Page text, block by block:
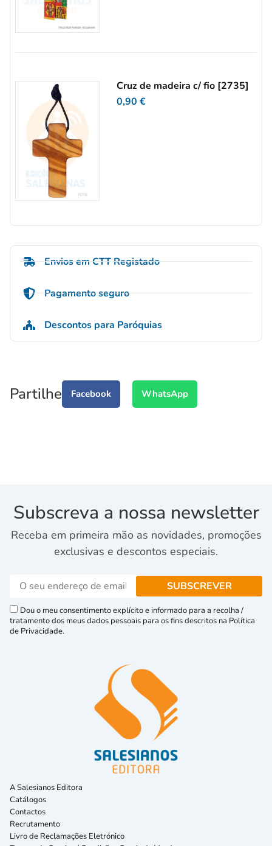
Cruz de madeira c/ fio [2735]
0,90€
Envios em CTT Registado
Pagamento seguro
Descontos para Paróquias
Partilhe Facebook WhatsApp
Subscreva a nossa newsletter
Receba em primeira mão as novidades, promoções
exclusivas e descontos especiais.
Dou o meu consentimento explícito e informado para a recolha /
tratamento dos meus dados pessoais para os fins descritos na Política
de Privacidade.
A Salesianos Editora
Catálogos
Contactos
Recrutamento
Livro de Reclamações Eletrónico